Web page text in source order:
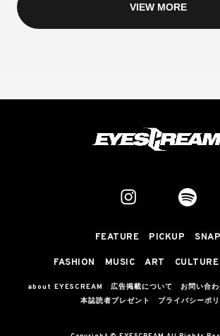
VIEW MORE
FEATURE PICKUP SNAP
FASHION MUSIC ART CULTURE
about EYESCREAM 広告掲載について
お問い合
本誌読者プレゼント
プライバシーポ